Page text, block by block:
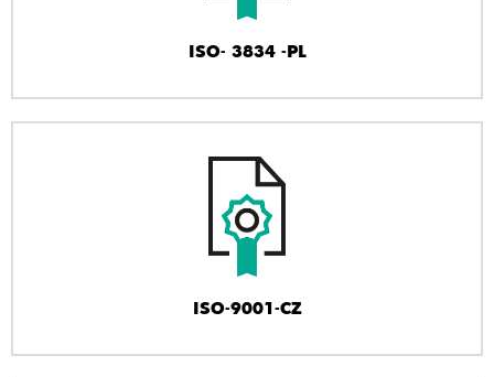
ISO- 3834 -PL
ISO-9001-CZ